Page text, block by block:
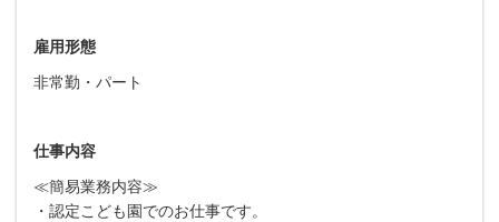
雇用形態
非常勤・パート
仕事内容
≪簡易業務内容≫
・認定こども園でのお仕事です。